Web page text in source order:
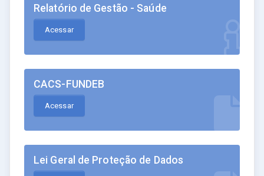
Relatório de Gestão - Saúde
Acessar
CACS-FUNDEB
Acessar
Lei Geral de Proteção de Dados